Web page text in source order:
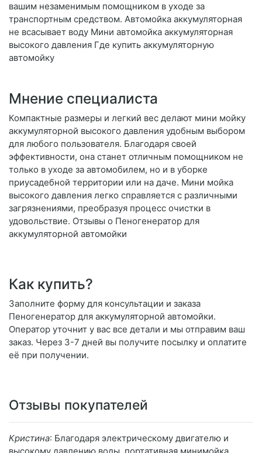
вашим незаменимым помощником в уходе за
транспортным средством. Автомойка аккумуляторная
не всасывает воду Мини автомойка аккумуляторная
высокого давления Где купить аккумуляторную
автомойку
Мнение специалиста
Компактные размеры и легкий вес делают мини мойку
аккумуляторной высокого давления удобным выбором
для любого пользователя. Благодаря своей
эффективности, она станет отличным помощником не
только в уходе за автомобилем, но и в уборке
приусадебной территории или на даче. Мини мойка
высокого давления легко справляется с различными
загрязнениями, преобразуя процесс очистки в
удовольствие. Отзывы о Пеногенератор для
аккумуляторной автомойки
Как купить?
Заполните форму для консультации и заказа
Пеногенератор для аккумуляторной автомойки.
Оператор уточнит у вас все детали и мы отправим ваш
заказ. Через 3-7 дней вы получите посылку и оплатите
её при получении.
Отзывы покупателей
Кристина: Благодаря электрическому двигателю и